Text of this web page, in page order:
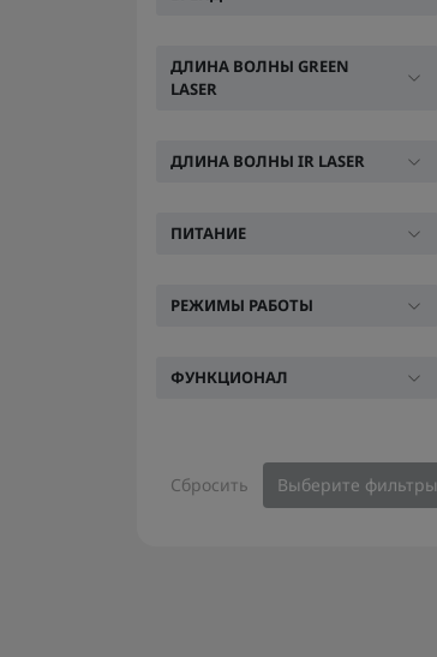
ДЛИНА ВОЛНЫ GREEN
LASER
ДЛИНА ВОЛНЫ IR LASER
ПИТАНИЕ
РЕЖИМЫ РАБОТЫ
ФУНКЦИОНАЛ
Сбросить Выберите фильтры